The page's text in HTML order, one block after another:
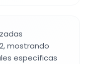
mostrando
específicas